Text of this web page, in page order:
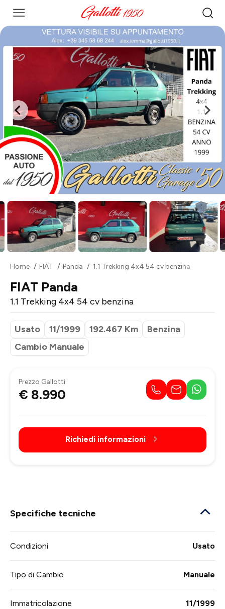
Home FIAT Panda 1.1 Trekking 4x4 54 cv benzina
FIAT Panda
1.1 Trekking 4x4 54 cv benzina
Usato 11/1999 192.467 Km
Benzina
Cambio Manuale
Prezzo Gallotti
€ 8.990
Richiedi informazioni
Specifiche tecniche
Condizioni Usato
Tipo di Cambio Manuale
Immatricolazione 11/1999